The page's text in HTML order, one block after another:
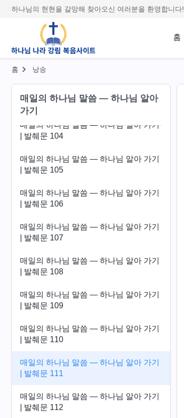
하나님의 현현을 갈망해 찾아오신 여러분을 환영합니다!
홈
홈 낭송
매일의 하나님 말씀 ― 하나님 알아
가기
매일의 하나님 말씀 ― 하나님 알아 가기
| 발췌문 101
| 발췌문 102
| 발췌문 103
매일의 하나님 말씀 ― 하나님 알아 가기
| 발췌문 104
매일의 하나님 말씀 ― 하나님 알아 가기
| 발췌문 105
매일의 하나님 말씀 ― 하나님 알아 가기
| 발췌문 106
매일의 하나님 말씀 ― 하나님 알아 가기
| 발췌문 107
매일의 하나님 말씀 ― 하나님 알아 가기
| 발췌문 108
매일의 하나님 말씀 ― 하나님 알아 가기
| 발췌문 109
매일의 하나님 말씀 ― 하나님 알아 가기
| 발췌문 110
매일의 하나님 말씀 ― 하나님 알아 가기
| 발췌문 111
매일의 하나님 말씀 ― 하나님 알아 가기
| 발췌문 112